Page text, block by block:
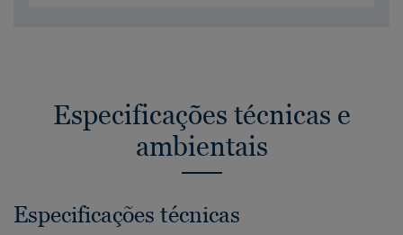
Especificações técnicas e
ambientais
Especificações técnicas